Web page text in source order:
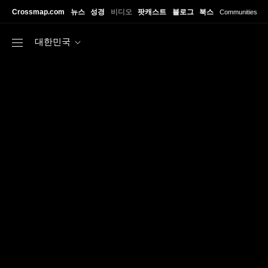
Crossmap.com 뉴스 성경 비디오 팟캐스트 블로그 북스 Communities
대한민국